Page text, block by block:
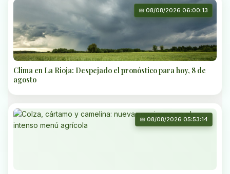
📅 08/08/2026 06:00:13
Clima en La Rioja: Despejado el pronóstico para hoy, 8 de
agosto
📅 08/08/2026 05:53:14